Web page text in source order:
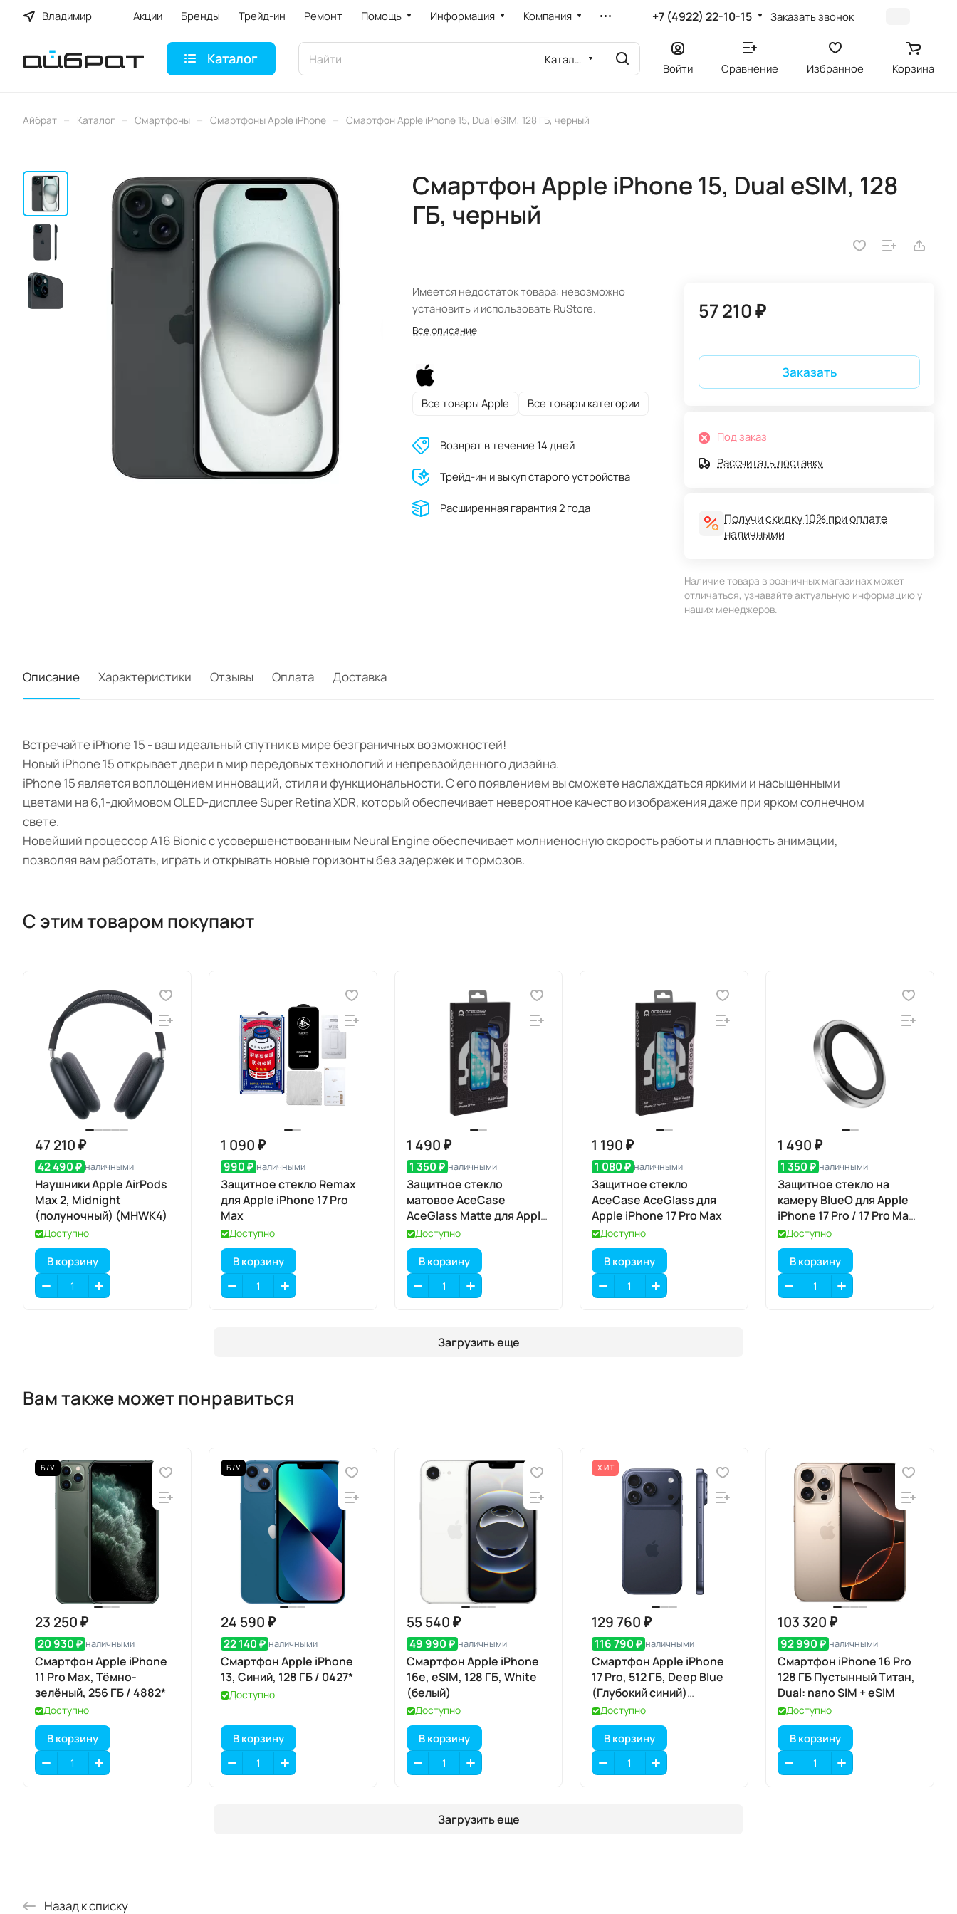
Владимир Акции Бренды Трейд-ин Ремонт Помощь Информация Компания +7 (4922) 22-10-15 Заказать звонок
Каталог Каталог
Войти Сравнение Избранное Корзина
Айбрат – Каталог – Смартфоны – Смартфоны Apple iPhone – Смартфон Apple iPhone 15, Dual eSIM, 128 ГБ, черный
Смартфон Apple iPhone 15, Dual eSIM, 128
ГБ, черный
Имеется недостаток товара: невозможно
установить и использовать RuStore.
Все описание
Все товары Apple Все товары категории
Возврат в течение 14 дней
Трейд-ин и выкуп старого устройства
Расширенная гарантия 2 года
57 210 ₽
Заказать
Под заказ
Рассчитать доставку
Получи скидку 10% при оплате
наличными
Наличие товара в розничных магазинах может
отличаться, узнавайте актуальную информацию у
наших менеджеров.
Описание Характеристики Отзывы Оплата Доставка
Встречайте iPhone 15 - ваш идеальный спутник в мире безграничных возможностей!
Новый iPhone 15 открывает двери в мир передовых технологий и непревзойденного дизайна.
iPhone 15 является воплощением инноваций, стиля и функциональности. С его появлением вы сможете наслаждаться яркими и насыщенными
цветами на 6,1-дюймовом OLED-дисплее Super Retina XDR, который обеспечивает невероятное качество изображения даже при ярком солнечном
свете.
Новейший процессор A16 Bionic с усовершенствованным Neural Engine обеспечивает молниеносную скорость работы и плавность анимации,
позволяя вам работать, играть и открывать новые горизонты без задержек и тормозов.
С этим товаром покупают
47 210 ₽
42 490 ₽ наличными
Наушники Apple AirPods
Max 2, Midnight
(полуночный) (MHWK4)
Доступно
В корзину
1 090 ₽
990 ₽ наличными
Защитное стекло Remax
для Apple iPhone 17 Pro
Max
Доступно
В корзину
1 490 ₽
1 350 ₽ наличными
Защитное стекло
матовое AceCase
AceGlass Matte для Apple
iPhone 17 Pro
Доступно
В корзину
1 190 ₽
1 080 ₽ наличными
Защитное стекло
AceCase AceGlass для
Apple iPhone 17 Pro Max
Доступно
В корзину
1 490 ₽
1 350 ₽ наличными
Защитное стекло на
камеру BlueO для Apple
iPhone 17 Pro / 17 Pro Max,
Aluminium, 3 шт., Silver
(серебристый), с
аппликатором
Доступно
В корзину
Загрузить еще
Вам также может понравиться
Б/У
23 250 ₽
20 930 ₽ наличными
Смартфон Apple iPhone
11 Pro Max, Тёмно-
зелёный, 256 ГБ / 4882*
Доступно
В корзину
Б/У
24 590 ₽
22 140 ₽ наличными
Смартфон Apple iPhone
13, Синий, 128 ГБ / 0427*
Доступно
В корзину
55 540 ₽
49 990 ₽ наличными
Смартфон Apple iPhone
16e, eSIM, 128 ГБ, White
(белый)
Доступно
В корзину
ХИТ
129 760 ₽
116 790 ₽ наличными
Смартфон Apple iPhone
17 Pro, 512 ГБ, Deep Blue
(Глубокий синий)
SIM+eSIM
Доступно
В корзину
103 320 ₽
92 990 ₽ наличными
Смартфон iPhone 16 Pro
128 ГБ Пустынный Титан,
Dual: nano SIM + eSIM
Доступно
В корзину
Загрузить еще
Назад к списку